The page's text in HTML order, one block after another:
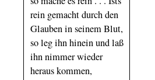
rein gemacht durch den
Glauben in seinem Blut,
so leg ihn hinein und laß
ihn nimmer wieder
heraus kommen,